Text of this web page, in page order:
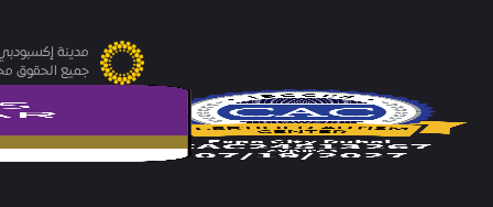
مدينة
جميع الحقوق